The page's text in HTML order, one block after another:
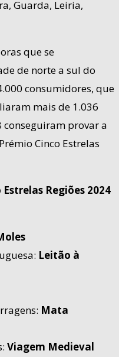
Guarda, Leiria,
que se
de norte a sul do
consumidores, que
mais de 1.036
conseguiram provar a
Cinco Estrelas
Regiões 2024
Leitão à
Mata
Viagem Medieval